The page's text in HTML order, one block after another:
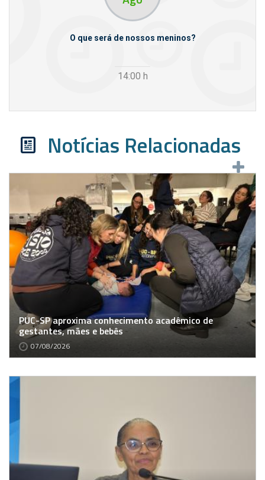
O que será de nossos meninos?
14:00 h
Notícias Relacionadas
PUC-SP aproxima conhecimento acadêmico de
gestantes, mães e bebês
07/08/2026